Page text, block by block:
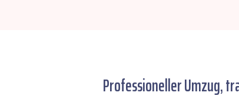
Professioneller Umzug,